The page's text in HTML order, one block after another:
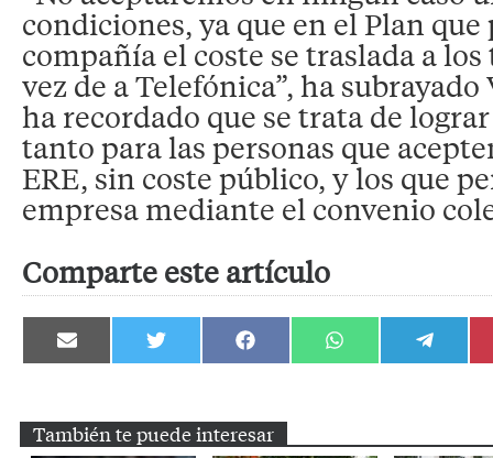
condiciones, ya que en el Plan
compañía el coste se traslada a
vez de a Telefónica”, ha
ha recordado que se trata de
tanto para las personas que
ERE, sin coste público, y los que
empresa mediante el convenio
Comparte este artículo
Compartir
en
Compartir
en
Compartir
en
Compartir
en
Compartir
en
También te puede interesar